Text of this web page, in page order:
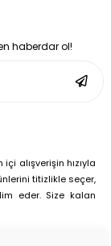
Topraklama
Topraklama
haberdar ol!
alışverişin hızıyla
titizlikle seçer,
eder. Size kalan